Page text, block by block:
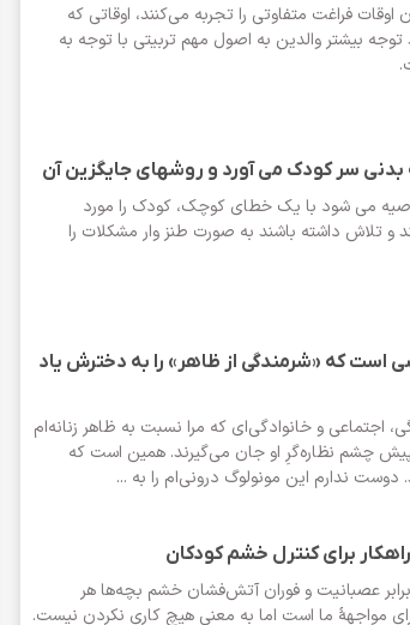
اوقات فراغت متفاوتی را تجربه می‌کنند، اوقاتی که
توجه بیشتر والدین به اصول مهم تربیتی با توجه به
بدنی سر کودک می آورد و روشهای جایگزین آن
می شود با یک خطای کوچک، کودک را مورد
و تلاش داشته باشند به صورت طنز وار مشکلات را
است که «شرمندگی از ظاهر» را به دخترش یاد
اجتماعی و خانوادگی‌ای که مرا نسبت به ظاهر زنانه‌ام
چشم نظاره‌گرِ او جان می‌گیرند. همین است که
دوست ندارم این مونولوگ درونی‌ام را به ...
عصبانیت و فوران آتش‌فشان خشم بچه‌ها هر
مواجهۀ ما است اما به معنی هیچ کاری نکردن نیست.